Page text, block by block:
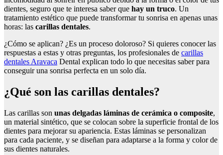
dientes, seguro que te interesa saber que hay un truco. Un
tratamiento estético que puede transformar tu sonrisa en apenas unas
horas: las carillas dentales.
¿Cómo se aplican? ¿Es un proceso doloroso? Si quieres conocer las
respuestas a estas y otras preguntas, los profesionales de carillas
dentales Aravaca Dental explican todo lo que necesitas saber para
conseguir una sonrisa perfecta en un solo día.
¿Qué son las carillas dentales?
Las carillas son unas delgadas láminas de cerámica o composite,
un material sintético, que se colocan sobre la superficie frontal de los
dientes para mejorar su apariencia. Estas láminas se personalizan
para cada paciente, y se diseñan para adaptarse a la forma y color de
sus dientes naturales.